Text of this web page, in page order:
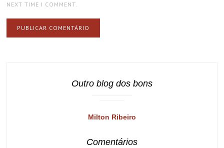
NEXT TIME I COMMENT.
Outro blog dos bons
Milton Ribeiro
Comentários